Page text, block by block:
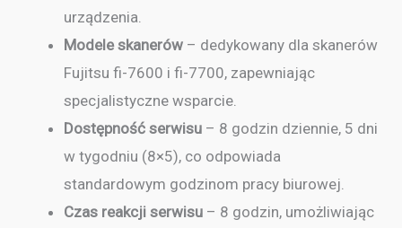
urządzenia.
Modele skanerów – dedykowany dla skanerów
Fujitsu fi-7600 i fi-7700, zapewniając
specjalistyczne wsparcie.
Dostępność serwisu – 8 godzin dziennie, 5 dni
w tygodniu (8×5), co odpowiada
standardowym godzinom pracy biurowej.
Czas reakcji serwisu – 8 godzin, umożliwiając